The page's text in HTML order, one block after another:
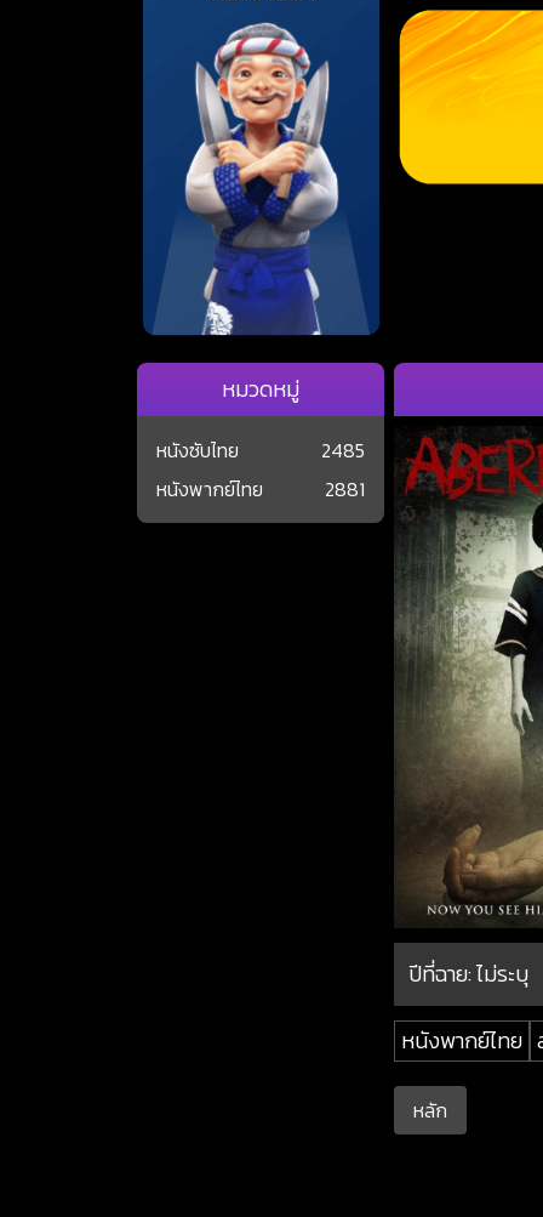
ปีที่ฉาย:ไม่ระบุ
หนังพากย์ไทย
หลัก
หมวดหมู่
หนังซับไทย
2485
หนังพากย์ไทย
2881